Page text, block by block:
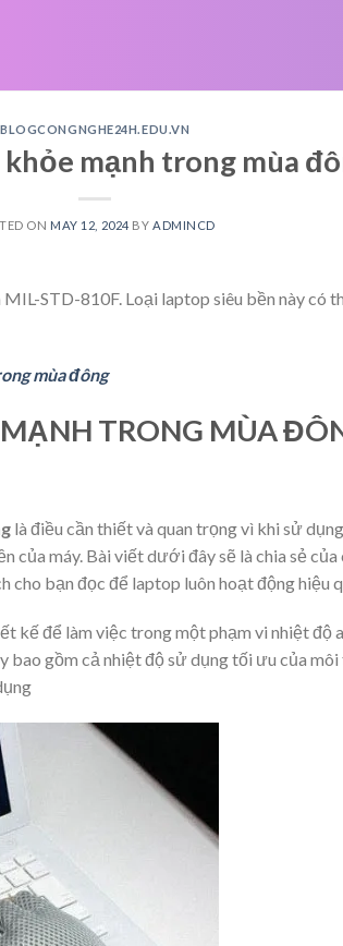
BLOGCONGNGHE24H.EDU.VN
mạnh trong mùa
ON MAY 12, 2024 BY ADMINCD
STD-810F. Loại laptop siêu bền này có
mùa đông
TRONG MÙA
là điều cần thiết và quan trọng vì khi sử
của máy. Bài viết dưới đây sẽ là chia sẻ
cho bạn đọc để laptop luôn hoạt động hiệu
kế để làm việc trong một phạm vi nhiệt độ
bao gồm cả nhiệt độ sử dụng tối ưu của